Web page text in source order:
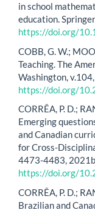
in school
education.
https://doi.org/
COBB, G. W.;
Teaching. The
Washington,
https://doi.org/
CORRÊA, P. D.;
Emerging
and Canadian
for Cross-
4473-4483,
https://doi.org/
CORRÊA, P. D.;
Brazilian and